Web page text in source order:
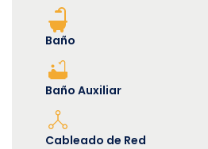
Baño
Baño Auxiliar
Cableado de Red